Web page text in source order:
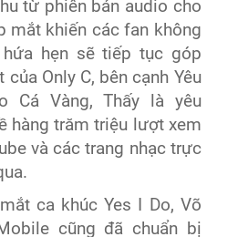
từ phiên bản audio cho
mắt khiến các fan không
hẹn sẽ tiếp tục góp
Only C, bên cạnh Yêu
Cá Vàng, Thấy là yêu
hàng trăm triệu lượt xem
và các trang nhạc trực
ca khúc Yes I Do, Võ
cũng đã chuẩn bị